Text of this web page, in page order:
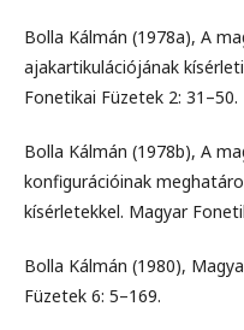
Bolla Kálmán (1978a), A
ajakartikulációjának
Fonetikai Füzetek 2: 31–50.
Bolla Kálmán (1978b), A
konfigurációinak
kísérletekkel. Magyar
Bolla Kálmán (1980),
Füzetek 6: 5–169.